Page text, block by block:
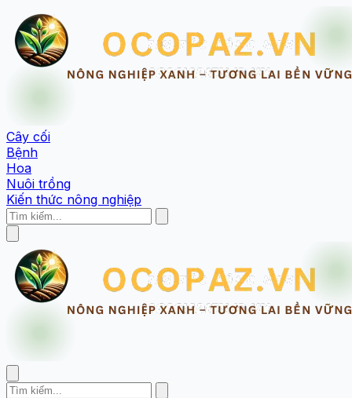
Cây cối
Bệnh
Hoa
Nuôi trồng
Kiến thức nông nghiệp